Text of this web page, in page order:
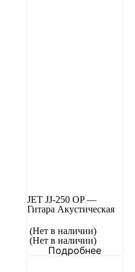
JET JJ-250 OP —
Гитара Акустическая
(Нет в наличии)
(Нет в наличии)
Подробнее